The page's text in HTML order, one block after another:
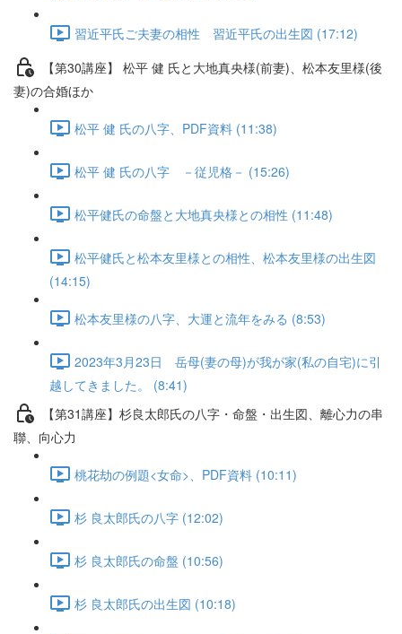
習近平氏ご夫妻の相性 習近平氏の出生図 (17:12)
【第30講座】 松平 健 氏と大地真央様(前妻)、松本友里様(後
妻)の合婚ほか
松平 健 氏の八字、PDF資料 (11:38)
松平 健 氏の八字 －従児格－ (15:26)
松平健氏の命盤と大地真央様との相性 (11:48)
松平健氏と松本友里様との相性、松本友里様の出生図
(14:15)
松本友里様の八字、大運と流年をみる (8:53)
2023年3月23日 岳母(妻の母)が我が家(私の自宅)に引
越してきました。 (8:41)
【第31講座】杉良太郎氏の八字・命盤・出生図、離心力の串
聯、向心力
桃花劫の例題<女命>、PDF資料 (10:11)
杉 良太郎氏の八字 (12:02)
杉 良太郎氏の命盤 (10:56)
杉 良太郎氏の出生図 (10:18)